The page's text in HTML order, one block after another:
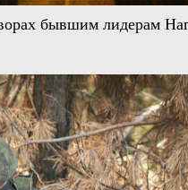
бывшим лидерам